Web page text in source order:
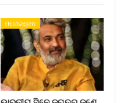
ମନୋରଞ୍ଜନ